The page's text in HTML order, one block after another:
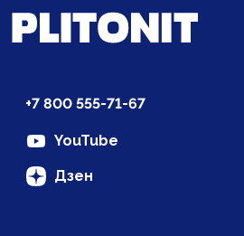
+7 800 555-71-67
YouTube
Дзен